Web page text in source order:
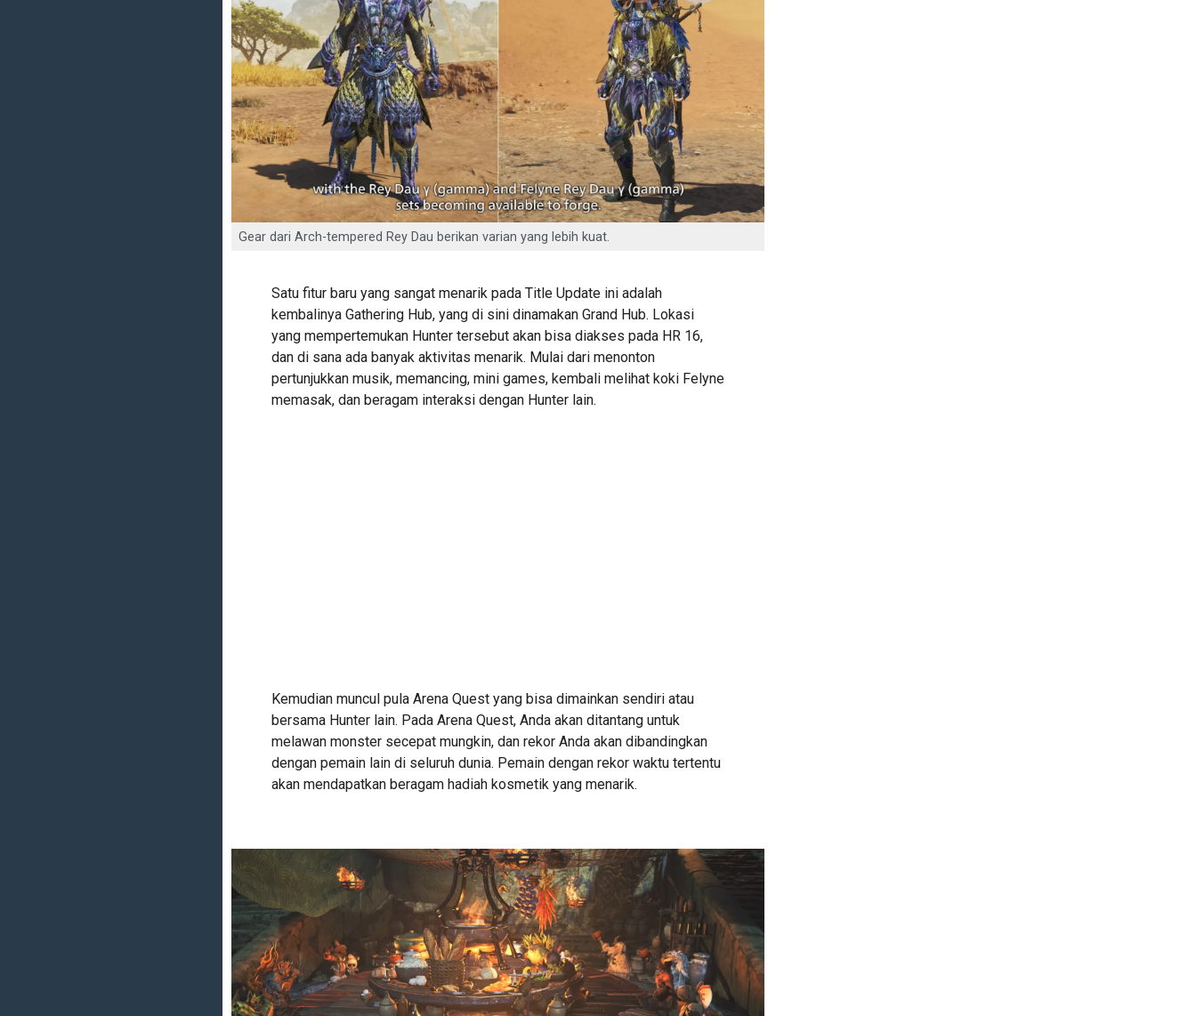
Gear dari Arch-tempered Rey Dau berikan varian yang lebih kuat.
Satu fitur baru yang sangat menarik pada Title Update ini adalah
kembalinya Gathering Hub, yang di sini dinamakan Grand Hub. Lokasi
yang mempertemukan Hunter tersebut akan bisa diakses pada HR 16,
dan di sana ada banyak aktivitas menarik. Mulai dari menonton
pertunjukkan musik, memancing, mini games, kembali melihat koki Felyne
memasak, dan beragam interaksi dengan Hunter lain.
Kemudian muncul pula Arena Quest yang bisa dimainkan sendiri atau
bersama Hunter lain. Pada Arena Quest, Anda akan ditantang untuk
melawan monster secepat mungkin, dan rekor Anda akan dibandingkan
dengan pemain lain di seluruh dunia. Pemain dengan rekor waktu tertentu
akan mendapatkan beragam hadiah kosmetik yang menarik.